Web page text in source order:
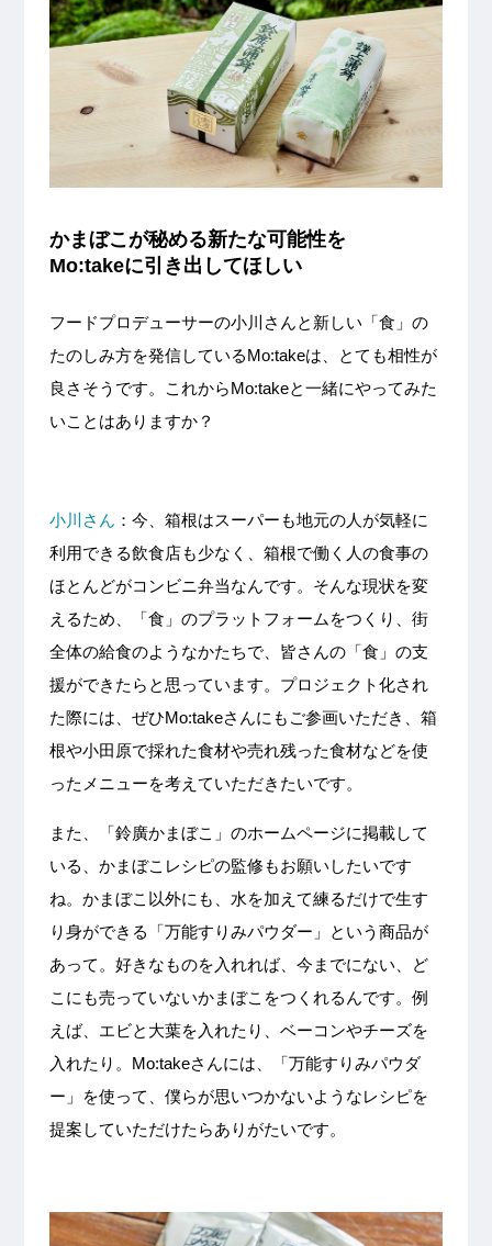
かまぼこが秘める新たな可能性を
Mo:takeに引き出してほしい
フードプロデューサーの小川さんと新しい「食」の
たのしみ方を発信しているMo:takeは、とても相性が
良さそうです。これからMo:takeと一緒にやってみた
いことはありますか？
小川さん ：今、箱根はスーパーも地元の人が気軽に
利用できる飲食店も少なく、箱根で働く人の食事の
ほとんどがコンビニ弁当なんです。そんな現状を変
えるため、「食」のプラットフォームをつくり、街
全体の給食のようなかたちで、皆さんの「食」の支
援ができたらと思っています。プロジェクト化され
た際には、ぜひMo:takeさんにもご参画いただき、箱
根や小田原で採れた食材や売れ残った食材などを使
ったメニューを考えていただきたいです。
また、「鈴廣かまぼこ」のホームページに掲載して
いる、かまぼこレシピの監修もお願いしたいです
ね。かまぼこ以外にも、水を加えて練るだけで生す
り身ができる「万能すりみパウダー」という商品が
あって。好きなものを入れれば、今までにない、ど
こにも売っていないかまぼこをつくれるんです。例
えば、エビと大葉を入れたり、ベーコンやチーズを
入れたり。Mo:takeさんには、「万能すりみパウダ
ー」を使って、僕らが思いつかないようなレシピを
提案していただけたらありがたいです。